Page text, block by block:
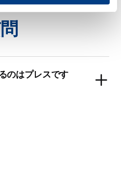
のはプレスです